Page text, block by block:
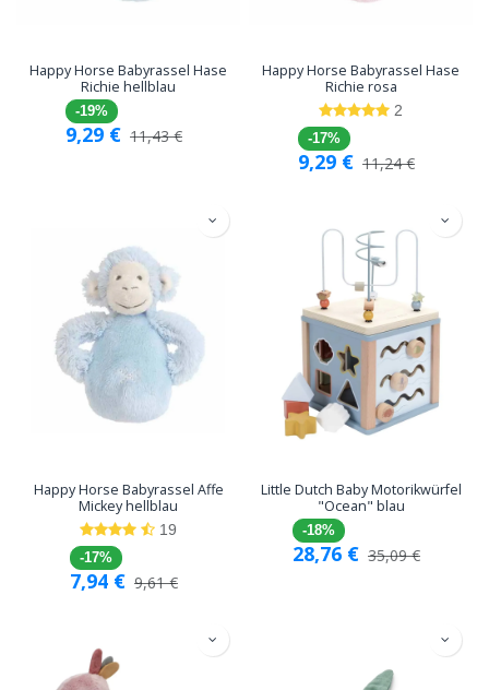
Happy Horse Babyrassel Hase
Richie hellblau
-19%
9,29 € 11,43€
Happy Horse Babyrassel Hase
Richie rosa
2
-17%
9,29 € 11,24€
Happy Horse Babyrassel Affe
Mickey hellblau
19
-17%
7,94 € 9,61€
Little Dutch Baby Motorikwürfel
"Ocean" blau
-18%
28,76 € 35,09€